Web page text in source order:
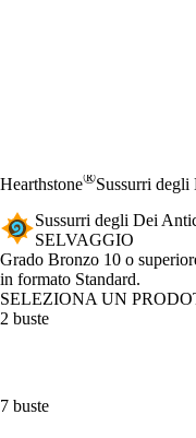
Hearthstone®Sussurri
Sussurri degli Dei
SELVAGGIO
Product Notification
Grado Bronzo 10 o
in formato Standard.
SELEZIONA UN
2 buste
7 buste